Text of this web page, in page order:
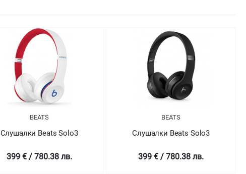
BEATS
Слушалки Beats Solo3
399 € / 780.38 лв.
BEATS
Слушалки Beats Solo3
399 € / 780.38 лв.